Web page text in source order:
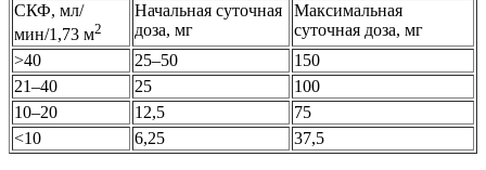
СКФ, мл/
мин/1,73 м2
Начальная суточная
доза, мг
Максимальная
суточная доза, мг
>40
25–50
150
21–40
25
100
10–20
12,5
75
<10
6,25 37,5